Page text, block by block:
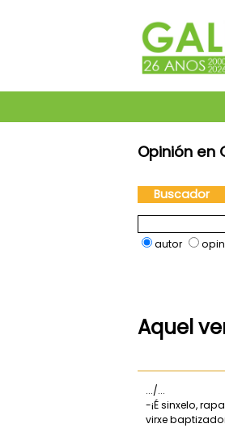
Opinión en
Buscador
autor
Aquel
.../...
-¡É sinxelo,
virxe